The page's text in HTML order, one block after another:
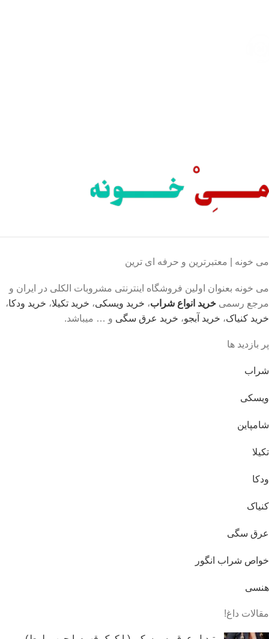
می خونه | معتبرترین و حرفه ای ترین
می خونه بعنوان اولین فروشگاه اینترنتی مشروبات الکلی در ایران و
مرجع رسمی خرید انواع شراب، خرید ویسکی، خرید تکیلا، خرید ودکا،
خرید کنیاک، خرید آبجو، خرید عرق سگی و … میباشد.
پر بازدید ها
شراب
ویسکی
شامپاین
تکیلا
ودکا
کنیاک
عرق سگی
خواص شراب انگور
هنسی
مقالات داغ!